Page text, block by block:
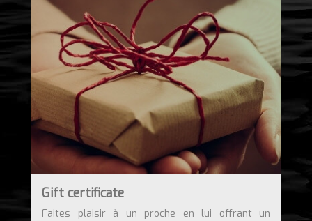
Gift certificate
Faites plaisir à un proche en lui offrant un